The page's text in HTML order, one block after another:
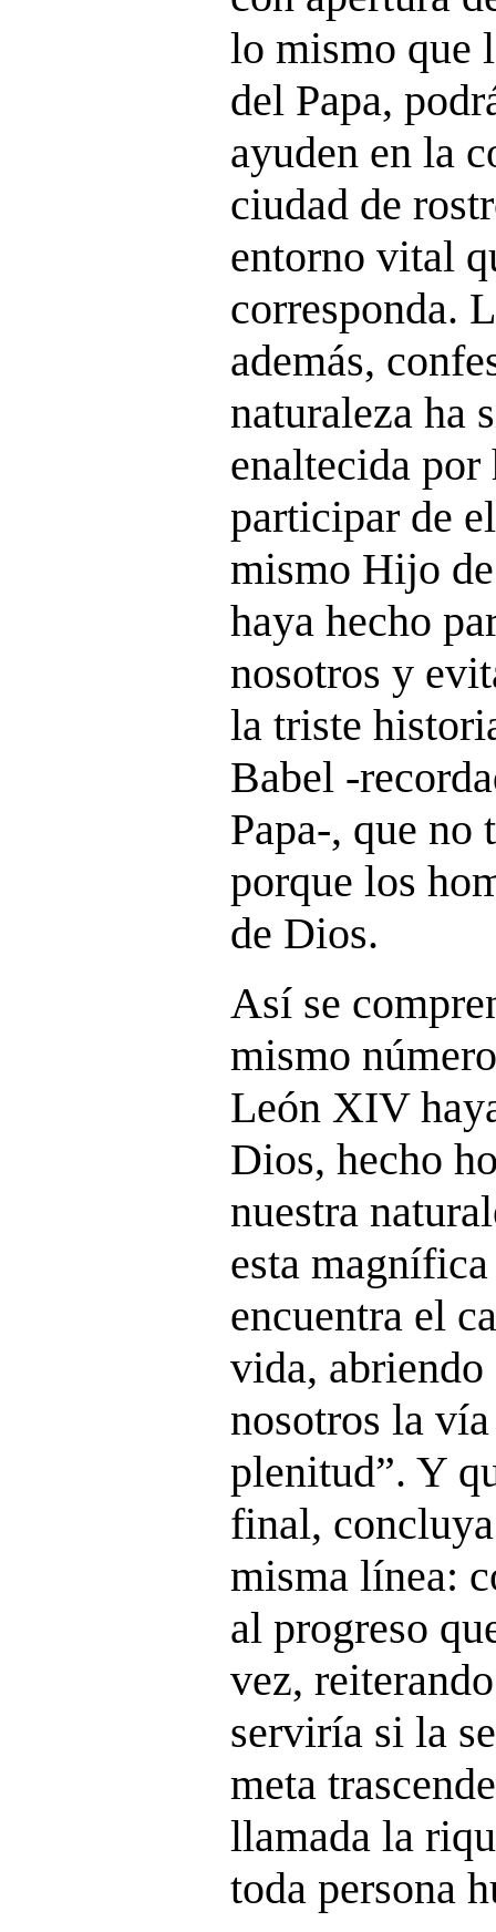
lo mismo que
del Papa,
ayuden en la
ciudad de
entorno vital
corresponda.
además,
naturaleza ha
enaltecida por
participar de
mismo Hijo
haya hecho
nosotros y
la triste
Babel -
Papa-, que
porque los
de Dios.
Así se
mismo
León XIV
Dios, hecho
nuestra
esta
encuentra el
vida, abriendo
nosotros la
plenitud”. Y
final,
misma línea:
al progreso
vez,
serviría si la
meta
llamada la
toda persona